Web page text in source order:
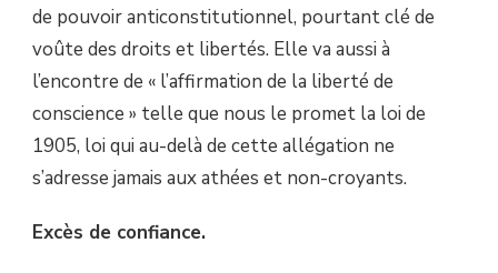
de pouvoir anticonstitutionnel, pourtant clé de
voûte des droits et libertés. Elle va aussi à
l’encontre de « l’affirmation de la liberté de
conscience » telle que nous le promet la loi de
1905, loi qui au-delà de cette allégation ne
s’adresse jamais aux athées et non-croyants.
Excès de confiance.